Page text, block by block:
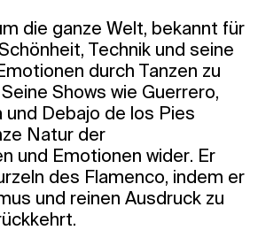
die ganze Welt, bekannt für
Technik und seine
durch Tanzen zu
Shows wie Guerrero,
Debajo de los Pies
Natur der
und Emotionen wider. Er
des Flamenco, indem er
und reinen Ausdruck zu